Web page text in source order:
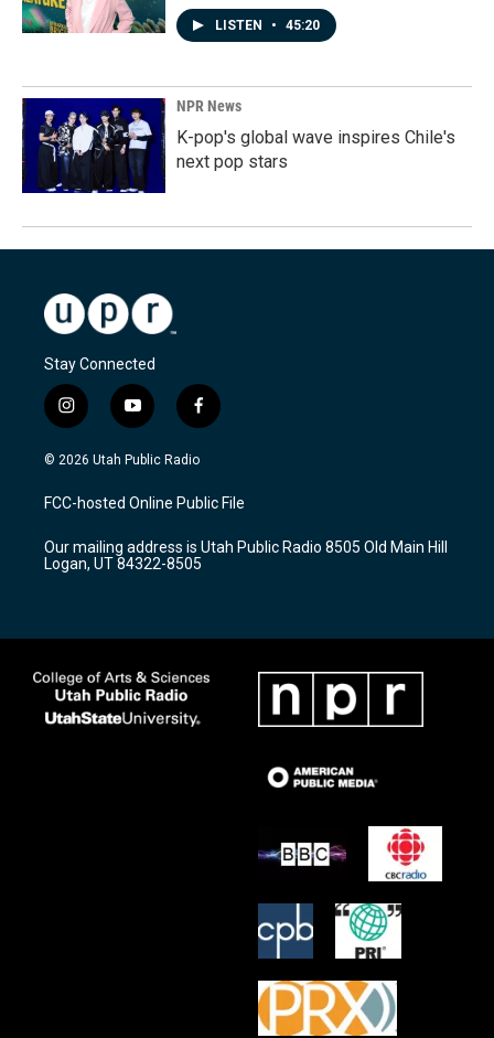
LISTEN • 45:20
NPR News
K-pop's global wave inspires Chile's
next pop stars
Stay Connected
i
n
s
a
g
a
m
y
o
u
u
b
f
a
c
b
o
k
© 2026 Utah Public Radio
FCC-hosted Online Public File
Our mailing address is Utah Public Radio 8505 Old Main Hill
Logan, UT 84322-8505